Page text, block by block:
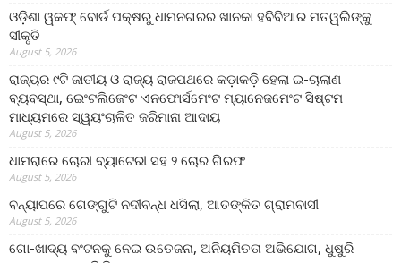
ଓଡ଼ିଶା ୱକଫ୍ ବୋର୍ଡ ପକ୍ଷରୁ ଧାମନଗରର ଖାନକା ହବିବିଆର ମତୱଲିଙ୍କୁ
ସୀକୃତି
August 5, 2026
ରାଜ୍ୟର ୯ଟି ଜାତୀୟ ଓ ରାଜ୍ୟ ରାଜପଥରେ କଡ଼ାକଡ଼ି ହେଲା ଇ-ଚାଲାଣ
ବ୍ୟବସ୍ଥା, ଇେଂଟଲିଜେଂଟ ଏନଫୋର୍ସମେଂଟ ମ୍ୟାନେଜମେଂଟ ସିଷ୍ଟମ
ମାଧ୍ୟମରେ ସ୍ୱୟଂଚାଳିତ ଜରିମାନା ଆଦାୟ
August 5, 2026
ଧାମରାରେ ଚୋରୀ ବ୍ୟାଟେରୀ ସହ ୨ ଚୋର ଗିରଫ
August 5, 2026
ବନ୍ୟାପରେ ଗେଙ୍ଗୁଟି ନଦୀବନ୍ଧ ଧସିଲା, ଆତଙ୍କିତ ଗ୍ରାମବାସୀ
August 5, 2026
ଗୋ-ଖାଦ୍ୟ ବଂଟନକୁ ନେଇ ଉତେଜନା, ଅନିୟମିତତା ଅଭିଯୋଗ, ଧୁଷୁରି